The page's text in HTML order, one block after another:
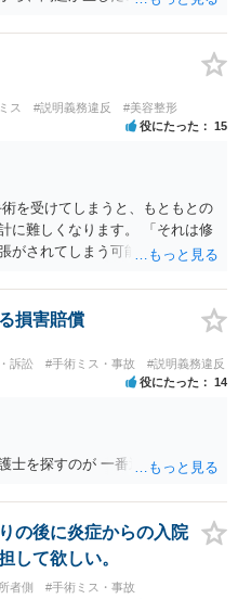
ス #説明義務違反 #美容整形
役にたった 15
を受けてしまうと、もともとの
に難しくなります。 「それは修
がされてしまう可能性があるか
術を受けるまえに弁護士に相談
たします。
損害賠償
訴訟 #手術ミス・事故 #説明義務違反
役にたった 14
士を探すのが 一番近道だね。
の後に炎症からの入院
して欲しい。
者側 #手術ミス・事故